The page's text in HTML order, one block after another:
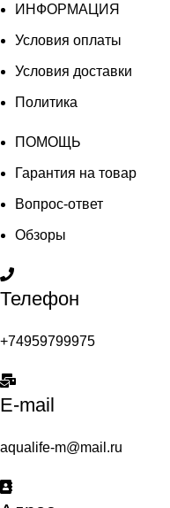
ИНФОРМАЦИЯ
Условия оплаты
Условия доставки
Политика
ПОМОЩЬ
Гарантия на товар
Вопрос-ответ
Обзоры
Телефон
+74959799975
E-mail
aqualife-m@mail.ru